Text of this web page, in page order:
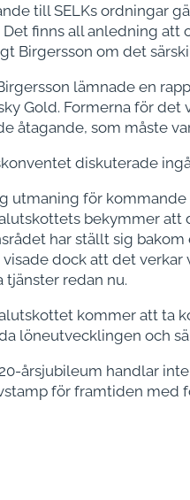
till SELKs ordningar
finns all anledning att
Birgersson om det
lämnade en
Gold. Formerna för
åtagande, som måste
diskuterade
utmaning för
bekymmer att
har ställt sig
visade dock att det
tjänster redan nu.
kommer att ta
löneutvecklingen och
årsjubileum handlar
för framtiden med